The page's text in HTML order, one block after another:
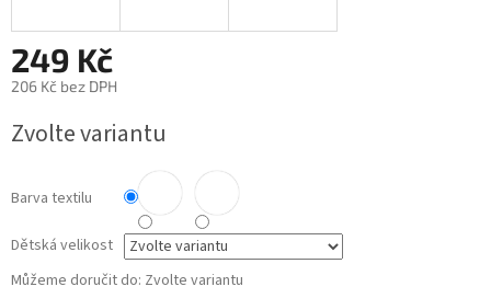
249 Kč
206 Kč bez DPH
cena:
Zvolte variantu
Barva textilu
Dětská velikost
Můžeme doručit do: Zvolte variantu